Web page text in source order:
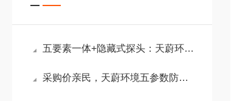
五要素一体+隐藏式探头：天蔚环境防爆气象站破解雨雪遮挡与机械损耗难题
采购价亲民，天蔚环境五参数防爆气象站，全固态免维护设计让长期投入更划算